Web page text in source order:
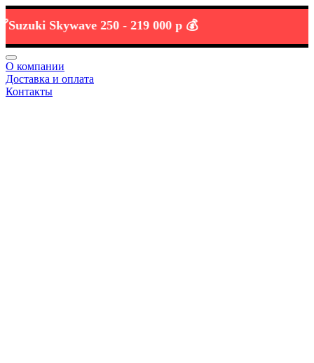
Skywave 250 -219 000 р 💰
О компании
Доставка и оплата
Контакты